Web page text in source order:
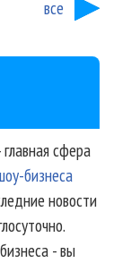
все
сфера
бизнеса
новости
- вы